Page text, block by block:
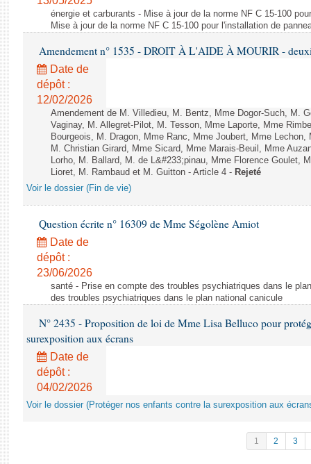
énergie et carburants - Mise à jour de la norme NF C 15-100
Mise à jour de la norme NF C 15-100 pour l'installation de
Amendement n° 1535 - DROIT À L'AIDE À MOURIR -
Date de
dépôt :
12/02/2026
Amendement de M. Villedieu, M. Bentz, Mme Dogor-Such, M.
Vaginay, M. Allegret-Pilot, M. Tesson, Mme Laporte, Mme
Bourgeois, M. Dragon, Mme Ranc, Mme Joubert, Mme
M. Christian Girard, Mme Sicard, Mme Marais-Beuil, Mme
Lorho, M. Ballard, M. de L&#233;pinau, Mme Florence Goulet,
Lioret, M. Rambaud et M. Guitton - Article 4 - Rejeté
Voir le dossier (Fin de vie)
Question écrite n° 16309 de Mme Ségolène Amiot
Date de
dépôt :
23/06/2026
santé - Prise en compte des troubles psychiatriques dans le
des troubles psychiatriques dans le plan national canicule
N° 2435 - Proposition de loi de Mme Lisa Belluco pour
surexposition aux écrans
Date de
dépôt :
04/02/2026
Voir le dossier (Protéger nos enfants contre la surexposition aux
1 2 3